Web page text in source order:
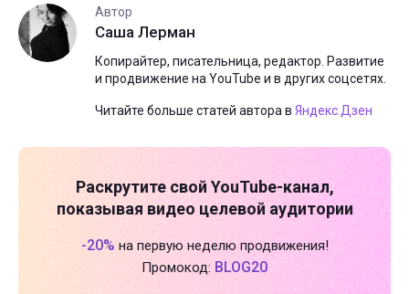
Автор
Саша Лерман
Копирайтер, писательница, редактор. Развитие
и продвижение на YouTube и в других соцсетях.
Читайте больше статей автора в Яндекс.Дзен
Раскрутите свой YouTube-канал,
показывая видео целевой аудитории
-20% на первую неделю продвижения!
Промокод: BLOG20